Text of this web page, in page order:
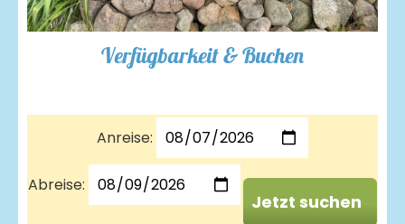
Verfügbarkeit & Buchen
Anreise:
Abreise:
Jetzt suchen